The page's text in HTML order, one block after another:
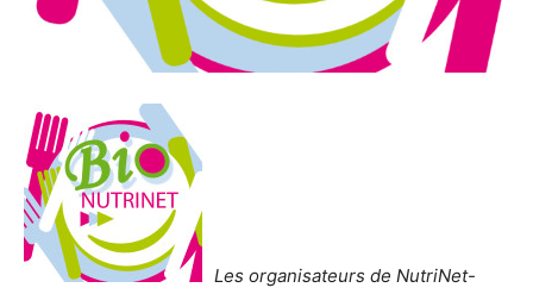
Les organisateurs de NutriNet-